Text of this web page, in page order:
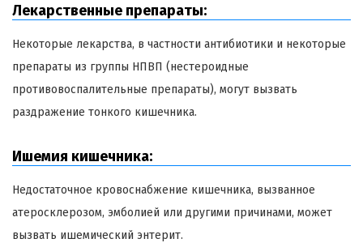
Лекарственные препараты:
Некоторые лекарства, в частности антибиотики и некоторые
препараты из группы НПВП (нестероидные
противовоспалительные препараты), могут вызвать
раздражение тонкого кишечника.
Ишемия кишечника:
Недостаточное кровоснабжение кишечника, вызванное
атеросклерозом, эмболией или другими причинами, может
вызвать ишемический энтерит.